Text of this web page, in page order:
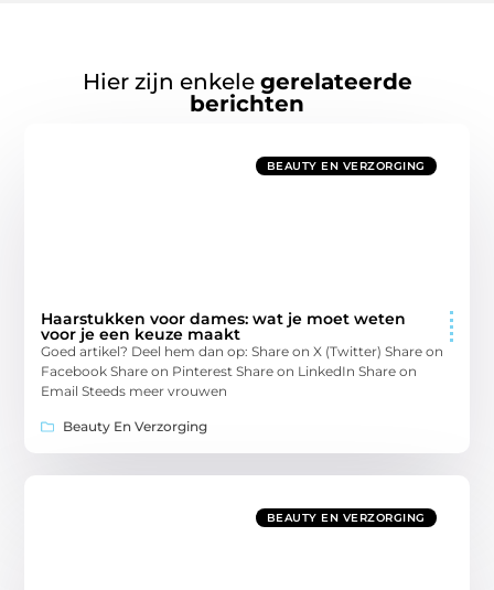
Hier zijn enkele gerelateerde
berichten
BEAUTY EN VERZORGING
Haarstukken voor dames: wat je moet weten
voor je een keuze maakt
Goed artikel? Deel hem dan op: Share on X (Twitter) Share on
Facebook Share on Pinterest Share on LinkedIn Share on
Email Steeds meer vrouwen
Beauty En Verzorging
BEAUTY EN VERZORGING